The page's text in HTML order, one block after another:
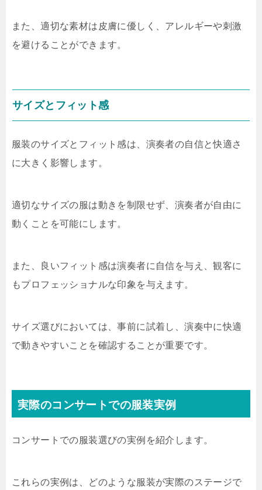
また、適切な素材は皮膚に優しく、アレルギーや刺激
を避けることができます。
サイズとフィット感
服装のサイズとフィット感は、演奏者の自信と快適さ
に大きく影響します。
適切なサイズの服は動きを制限せず、演奏者が自由に
動くことを可能にします。
また、良いフィット感は演奏者に自信を与え、観客に
もプロフェッショナルな印象を与えます。
サイズ選びにおいては、事前に試着し、演奏中に快適
で動きやすいことを確認することが重要です。
実際のコンサートでの服装実例
コンサートでの服装選びの実例を紹介します。
これらの実例は、どのような服装が実際のステージで